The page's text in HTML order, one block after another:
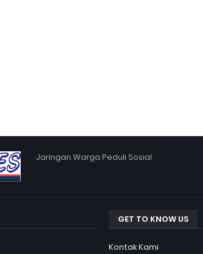
Jaringan Warga Peduli Sosial
GET TO KNOW US
Kontak Kami